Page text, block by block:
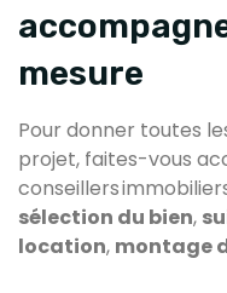
mesure
Pour donner toutes
projet, faites-vous
conseillers
sélection du bien,
location, montage